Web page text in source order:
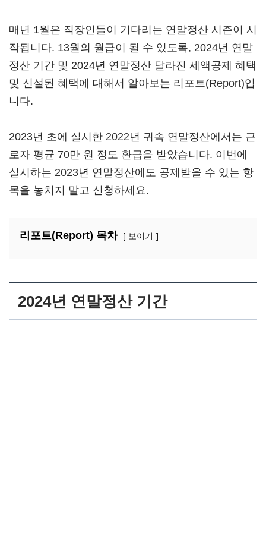
매년 1월은 직장인들이 기다리는 연말정산 시즌이 시
작됩니다. 13월의 월급이 될 수 있도록, 2024년 연말
정산 기간 및 2024년 연말정산 달라진 세액공제 혜택
및 신설된 혜택에 대해서 알아보는 리포트(Report)입
니다.
2023년 초에 실시한 2022년 귀속 연말정산에서는 근
로자 평균 70만 원 정도 환급을 받았습니다. 이번에
실시하는 2023년 연말정산에도 공제받을 수 있는 항
목을 놓치지 말고 신청하세요.
리포트(Report) 목차 보이기
2024년 연말정산 기간